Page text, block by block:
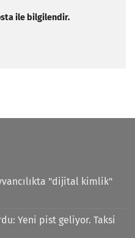
ile bilgilendir.
"dijital kimlik"
Yeni pist geliyor. Taksi